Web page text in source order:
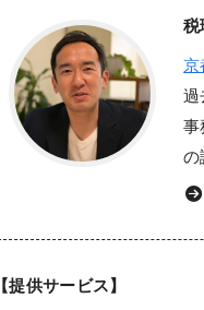
税
京
過
事
の
【提供サービス】